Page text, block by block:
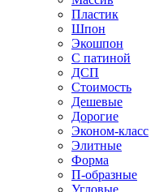
Пластик
Шпон
Экошпон
С патиной
ДСП
Стоимость
Дешевые
Дорогие
Эконом-класс
Элитные
Форма
П-образные
Угловые